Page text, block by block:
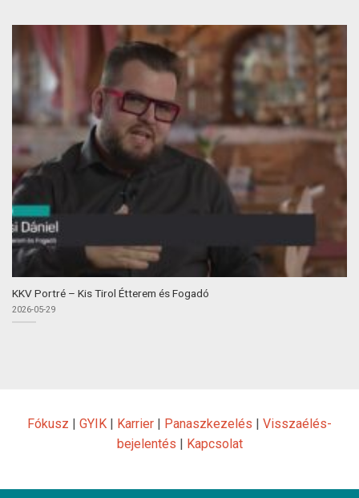
KKV Portré – Kis Tirol Étterem és Fogadó
2026-05-29
Fókusz | GYIK | Karrier | Panaszkezelés | Visszaélés-
bejelentés | Kapcsolat